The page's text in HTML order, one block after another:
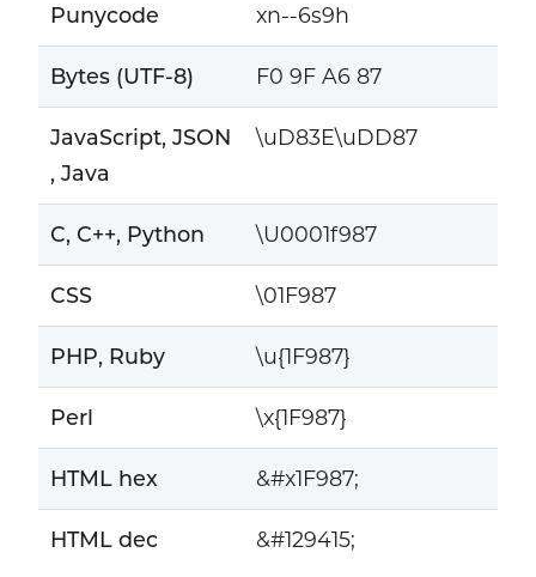
Punycode xn--6s9h
Bytes (UTF-8) F0 9F A6 87
JavaScript, JSON
, Java
\uD83E\uDD87
C, C++, Python \U0001f987
CSS \01F987
PHP, Ruby \u{1F987}
Perl \x{1F987}
HTML hex &#x1F987;
HTML dec &#129415;